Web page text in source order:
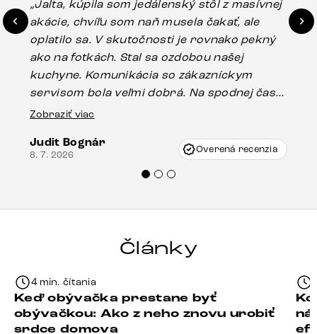
„Jalta, kúpila som jedálenský stôl z masívnej
akácie, chvíľu som naň musela čakať, ale
oplatilo sa. V skutočnosti je rovnako pekný
ako na fotkách. Stal sa ozdobou našej
kuchyne. Komunikácia so zákazníckym
servisom bola veľmi dobrá. Na spodnej časti
stola bolo malé poškodenie, pravdepodobne
Vincze pri riešení mojej záležitosti pristúpili
veľmi korektne. Odporúčam produkty Delife
Zobraziť viac
Judit Bognár
8. 7. 2026 Overená recenzia
Články
4 min. čítania
Keď obývačka prestane byť
obývačkou: Ako z neho znovu urobiť
srdce domova